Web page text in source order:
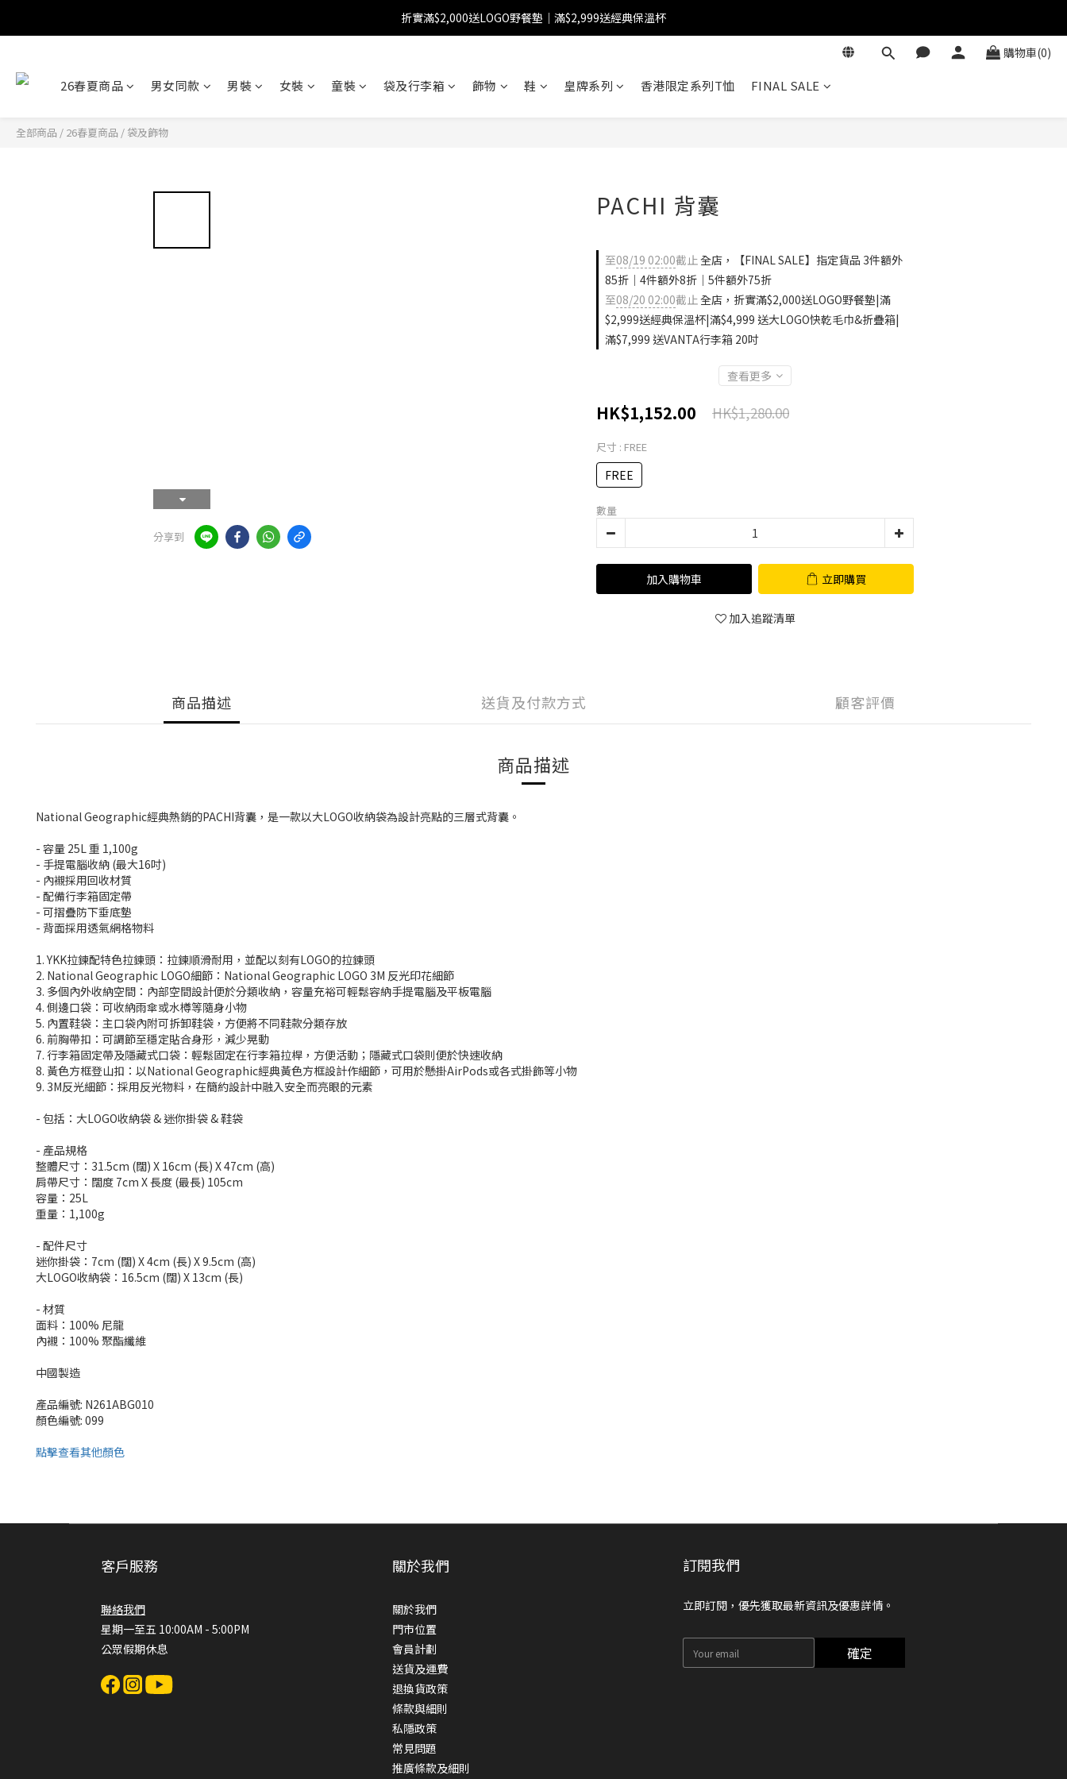
【FINAL SALE】指定商品低至38折
折實滿$2,000送LOGO野餐墊｜滿$2,999送經典保溫杯
【FINAL SALE】指定商品低至38折
購物車(0)
26春夏商品 男女同款 男裝 女裝 童裝 袋及行李箱 飾物 鞋 皇牌系列 香港限定系列T恤 FINAL SALE
全部商品 / 26春夏商品 / 袋及飾物
分享到
PACHI 背囊
至08/19 02:00截止全店，【FINAL SALE】指定貨品 3件額外
85折｜4件額外8折｜5件額外75折
至08/20 02:00截止全店，折實滿$2,000送LOGO野餐墊|滿
$2,999送經典保溫杯|滿$4,999 送大LOGO快乾毛巾&折疊箱|
滿$7,999 送VANTA行李箱 20吋
查看更多
HK$1,152.00 HK$1,280.00
尺寸 : FREE
FREE
數量
加入購物車 立即購買
加入追蹤清單
商品描述 送貨及付款方式 顧客評價
商品描述
National Geographic經典熱銷的PACHI背囊，是一款以大LOGO收納袋為設計亮點的三層式背囊。
- 容量 25L 重 1,100g
- 手提電腦收納 (最大16吋)
- 內襯採用回收材質
- 配備行李箱固定帶
- 可摺疊防下垂底墊
- 背面採用透氣網格物料
1. YKK拉鍊配特色拉鍊頭：拉鍊順滑耐用，並配以刻有LOGO的拉鍊頭
2. National Geographic LOGO細節：National Geographic LOGO 3M 反光印花細節
3. 多個內外收納空間：內部空間設計便於分類收納，容量充裕可輕鬆容納手提電腦及平板電腦
4. 側邊口袋：可收納雨傘或水樽等隨身小物
5. 內置鞋袋：主口袋內附可拆卸鞋袋，方便將不同鞋款分類存放
6. 前胸帶扣：可調節至穩定貼合身形，減少晃動
7. 行李箱固定帶及隱藏式口袋：輕鬆固定在行李箱拉桿，方便活動；隱藏式口袋則便於快速收納
8. 黃色方框登山扣：以National Geographic經典黃色方框設計作細節，可用於懸掛AirPods或各式掛飾等小物
9. 3M反光細節：採用反光物料，在簡約設計中融入安全而亮眼的元素
- 包括：大LOGO收納袋 & 迷你掛袋 & 鞋袋
- 產品規格
整體尺寸：31.5cm (闊) X 16cm (長) X 47cm (高)
肩帶尺寸：闊度 7cm X 長度 (最長) 105cm
容量：25L
重量：1,100g
- 配件尺寸
迷你掛袋：7cm (闊) X 4cm (長) X 9.5cm (高)
大LOGO收納袋：16.5cm (闊) X 13cm (長)
- 材質
面料：100% 尼龍
內襯：100% 聚酯纖維
中國製造
產品編號: N261ABG010
顏色編號: 099
點擊查看其他顏色
客戶服務
聯絡我們
星期一至五 10:00AM - 5:00PM
公眾假期休息
關於我們
關於我們
門市位置
會員計劃
送貨及運費
退換貨政策
條款與細則
私隱政策
常見問題
推廣條款及細則
訂閱我們
立即訂閱，優先獲取最新資訊及優惠詳情。
確定